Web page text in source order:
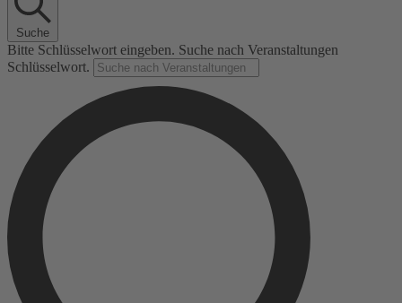
Suche
Bitte Schlüsselwort eingeben. Suche nach Veranstaltungen
Schlüsselwort.